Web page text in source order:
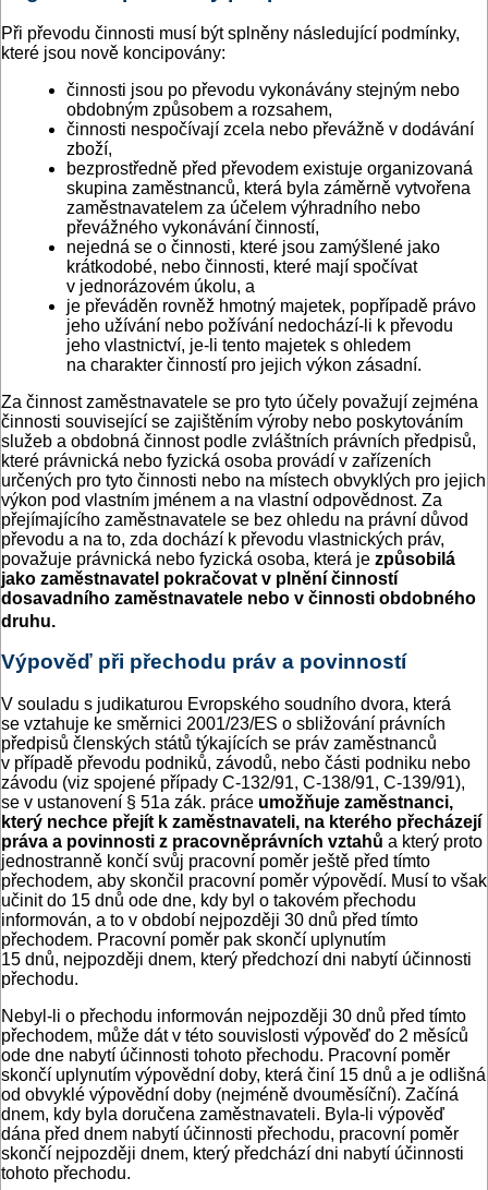
Při převodu činnosti musí být splněny následující podmínky,
které jsou nově koncipovány:
činnosti jsou po převodu vykonávány stejným nebo
obdobným způsobem a rozsahem,
činnosti nespočívají zcela nebo převážně v dodávání
zboží,
bezprostředně před převodem existuje organizovaná
skupina zaměstnanců, která byla záměrně vytvořena
zaměstnavatelem za účelem výhradního nebo
převážného vykonávání činností,
nejedná se o činnosti, které jsou zamýšlené jako
krátkodobé, nebo činnosti, které mají spočívat
v jednorázovém úkolu, a
je převáděn rovněž hmotný majetek, popřípadě právo
jeho užívání nebo požívání nedochází-li k převodu
jeho vlastnictví, je-li tento majetek s ohledem
na charakter činností pro jejich výkon zásadní.
Za činnost zaměstnavatele se pro tyto účely považují zejména
činnosti související se zajištěním výroby nebo poskytováním
služeb a obdobná činnost podle zvláštních právních předpisů,
které právnická nebo fyzická osoba provádí v zařízeních
určených pro tyto činnosti nebo na místech obvyklých pro jejich
výkon pod vlastním jménem a na vlastní odpovědnost. Za
přejímajícího zaměstnavatele se bez ohledu na právní důvod
převodu a na to, zda dochází k převodu vlastnických práv,
považuje právnická nebo fyzická osoba, která je způsobilá
jako zaměstnavatel pokračovat v plnění činností
dosavadního zaměstnavatele nebo v činnosti obdobného
druhu.
Výpověď při přechodu práv a povinností
V souladu s judikaturou Evropského soudního dvora, která
se vztahuje ke směrnici 2001/23/ES o sbližování právních
předpisů členských států týkajících se práv zaměstnanců
v případě převodu podniků, závodů, nebo části podniku nebo
závodu (viz spojené případy C-132/91, C-138/91, C-139/91),
se v ustanovení § 51a zák. práce umožňuje zaměstnanci,
který nechce přejít k zaměstnavateli, na kterého přecházejí
práva a povinnosti z pracovněprávních vztahů a který proto
jednostranně končí svůj pracovní poměr ještě před tímto
přechodem, aby skončil pracovní poměr výpovědí. Musí to však
učinit do 15 dnů ode dne, kdy byl o takovém přechodu
informován, a to v období nejpozději 30 dnů před tímto
přechodem. Pracovní poměr pak skončí uplynutím
15 dnů, nejpozději dnem, který předchozí dni nabytí účinnosti
přechodu.
Nebyl-li o přechodu informován nejpozději 30 dnů před tímto
přechodem, může dát v této souvislosti výpověď do 2 měsíců
ode dne nabytí účinnosti tohoto přechodu. Pracovní poměr
skončí uplynutím výpovědní doby, která činí 15 dnů a je odlišná
od obvyklé výpovědní doby (nejméně dvouměsíční). Začíná
dnem, kdy byla doručena zaměstnavateli. Byla-li výpověď
dána před dnem nabytí účinnosti přechodu, pracovní poměr
skončí nejpozději dnem, který předchází dni nabytí účinnosti
tohoto přechodu.